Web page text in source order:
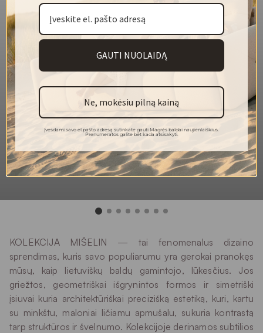
Vienspalvis audinys
Bouclé tipo audinys
140
100 % poliesteris
Martindeilo ciklai 50 000
Atsparumas šviesai 4
Pilingas 4
KOLEKCIJA MIŠELIN — tai fenomenalus dizaino
sprendimas, kuris savo populiarumu yra gerokai pranokęs
mūsų, kaip lietuviškų baldų gamintojo, lūkesčius. Jos
griežtos, geometriškai išgrynintos formos ir simetriški
įsiuvai kuria architektūriškai precizišką estetiką, kuri, kartu
su minkštu, maloniai ličiamu apmušalu, sukuria kontrastą
tarp struktūros ir švelnumo. Kolekcijoje derinamos subtilios
GAUTI NUOLAIDĄ
Ne, mokėsiu pilną kainą
Įvesdami savo el.pašto adresą sutinkate gauti Magrės baldai naujienlaiškius.
Prenumeratos galite bet kada atsisakyti.